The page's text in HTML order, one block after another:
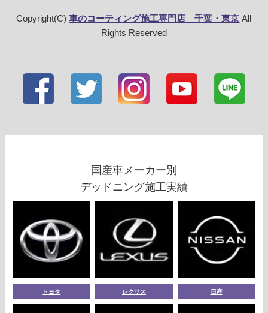
Copyright(C)車のコーティング施工専門店 千葉・東京 All
Rights Reserved
国産車メーカー別
デッドニング施工実績
トヨタ レクサス 日産